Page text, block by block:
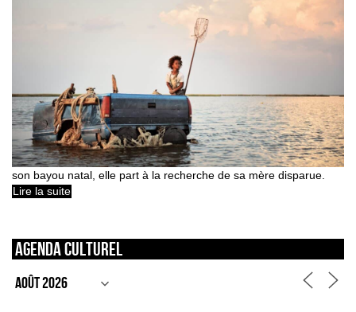
son bayou natal, elle part à la recherche de sa mère disparue.
Lire la suite
Agenda culturel